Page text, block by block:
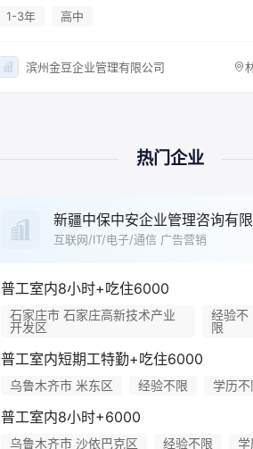
1-3年 高中
滨州金豆企业管理有限公司
热门企业
新疆中保中安企业管理咨询有
互联网/IT/电子/通信 广告营销
普工室内8小时+吃住6000
石家庄市 石家庄高新技术产业
开发区
经验不
限
普工室内短期工特勤+吃住6000
乌鲁木齐市 米东区 经验不限 学历不
普工室内8小时+6000
乌鲁木齐市 沙依巴克区 经验不限 学